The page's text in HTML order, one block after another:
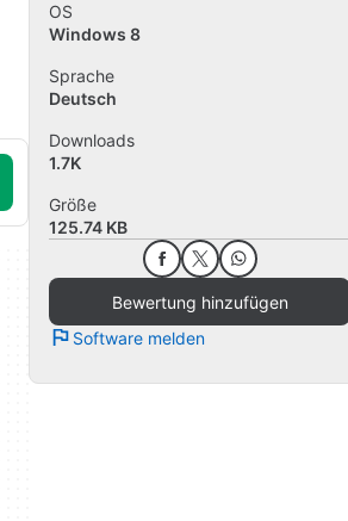
OS
Windows 8
Sprache
Deutsch
Downloads
1.7K
Größe
125.74 KB
Bewertung hinzufügen
Software melden